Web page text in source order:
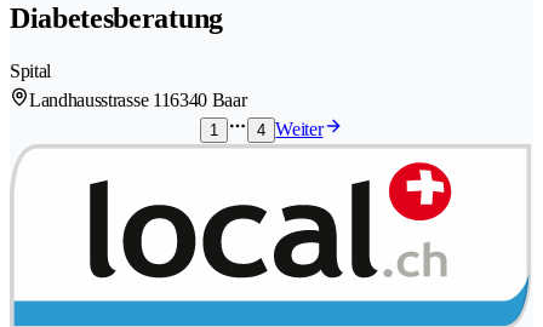
Diabetesberatung
Spital
Landhausstrasse 116340 Baar
1 4 Weiter